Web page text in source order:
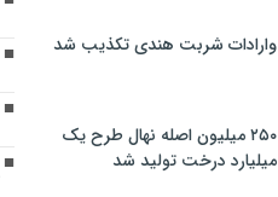
وارادات شربت هندی تکذیب شد
۲۵۰ میلیون اصله نهال طرح یک
میلیارد درخت تولید شد